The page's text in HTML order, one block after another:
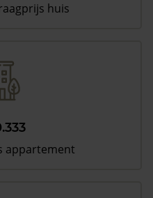
huis
appartement